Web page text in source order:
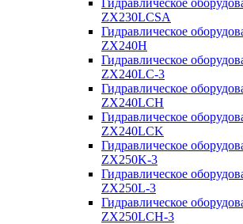
Гидравлическое
ZX230LCSA
Гидравлическое
ZX240H
Гидравлическое
ZX240LC-3
Гидравлическое
ZX240LCH
Гидравлическое
ZX240LCK
Гидравлическое
ZX250K-3
Гидравлическое
ZX250L-3
Гидравлическое
ZX250LCH-3